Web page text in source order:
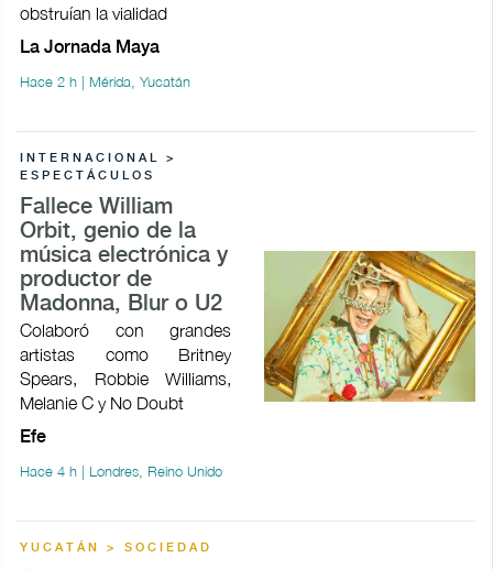
obstruían la vialidad
La Jornada Maya
Hace 2 h | Mérida, Yucatán
INTERNACIONAL >
ESPECTÁCULOS
Fallece William
Orbit, genio de la
música electrónica y
productor de
Madonna, Blur o U2
Colaboró con grandes
artistas como Britney
Spears, Robbie Williams,
Melanie C y No Doubt
Efe
Hace 4 h | Londres, Reino Unido
YUCATÁN > SOCIEDAD